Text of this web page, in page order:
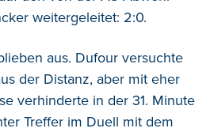
weitergeleitet: 2:0.
aus. Dufour versuchte
der Distanz, aber mit eher
verhinderte in der 31. Minute
Treffer im Duell mit dem